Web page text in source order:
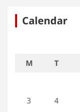
Calendar
M
T
3
4